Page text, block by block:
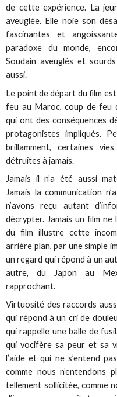
de cette expérience. La
aveuglée. Elle noie son
fascinantes et
paradoxe du monde,
Soudain aveuglés et
aussi.
Le point de départ du film
feu au Maroc, coup de feu
qui ont des conséquences
protagonistes impliqués.
brillamment, certaines
détruites à jamais.
Jamais il n’a été aussi
Jamais la communication
n’avons reçu autant
décrypter. Jamais un film ne
du film illustre cette
arrière plan, par une simple
un regard qui répond à un
autre, du Japon au
rapprochant.
Virtuosité des raccords
qui répond à un cri de
qui rappelle une balle de
qui vocifère sa peur et sa
l’aide et qui ne s’entend
comme nous
tellement sollicitée, comme